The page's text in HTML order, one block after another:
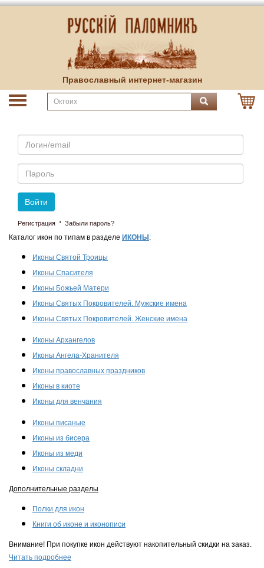
Православный интернет-магазин
Email
Пароль
Войти
Регистрация · Забыли пароль?
Каталог икон по типам в разделе ИКОНЫ :
Иконы Святой Троицы
Иконы Спасителя
Иконы Божьей Матери
Иконы Святых Покровителей. Мужские имена
Иконы Святых Покровителей. Женские имена
Иконы Архангелов
Иконы Ангела-Хранителя
Иконы православных праздников
Иконы в киоте
Иконы для венчания
Иконы писаные
Иконы из бисера
Иконы из меди
Иконы складни
Дополнительные разделы
Полки для икон
Книги об иконе и иконописи
Внимание! При покупке икон действуют накопительный скидки на заказ.
Читать подробнее